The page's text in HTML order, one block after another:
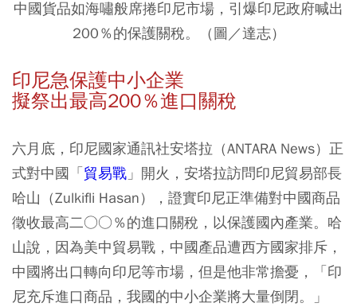
中國貨品如海嘯般席捲印尼市場，引爆印尼政府喊出
200％的保護關稅。（圖／達志）
印尼急保護中小企業
擬祭出最高200％進口關稅
六月底，印尼國家通訊社安塔拉（ANTARA News）正
式對中國「貿易戰 」開火，安塔拉訪問印尼貿易部長
哈山（Zulkifli Hasan），證實印尼正準備對中國商品
徵收最高二○○％的進口關稅，以保護國內產業。哈
山說，因為美中貿易戰，中國產品遭西方國家排斥，
中國將出口轉向印尼等市場，但是他非常擔憂，「印
尼充斥進口商品，我國的中小企業將大量倒閉。」